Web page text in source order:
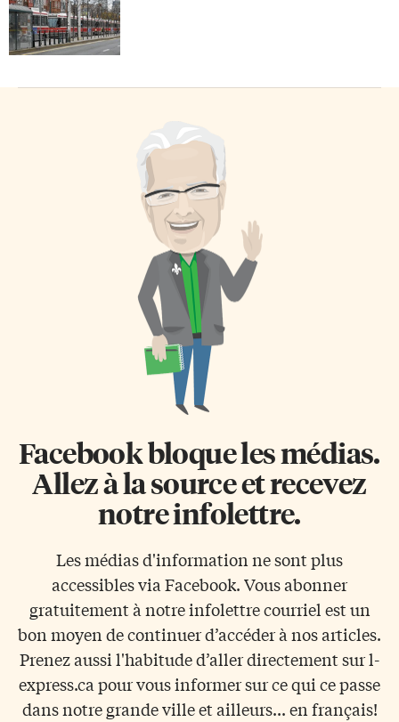
Facebook bloque les médias.
Allez à la source et recevez
notre infolettre.
Les médias d'information ne sont plus
accessibles via Facebook. Vous abonner
gratuitement à notre infolettre courriel est un
bon moyen de continuer d’accéder à nos articles.
Prenez aussi l'habitude d’aller directement sur l-
express.ca pour vous informer sur ce qui ce passe
dans notre grande ville et ailleurs... en français!